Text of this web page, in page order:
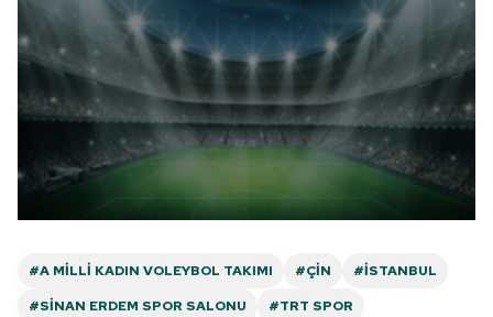
#A MILLI KADIN VOLEYBOL TAKIMI #ÇIN
#İSTANBUL
#SINAN ERDEM SPOR SALONU
#TRT SPOR